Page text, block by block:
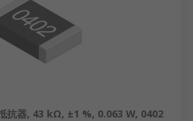
抗器, 43 kΩ, ±1 %, 0.063 W, 0402